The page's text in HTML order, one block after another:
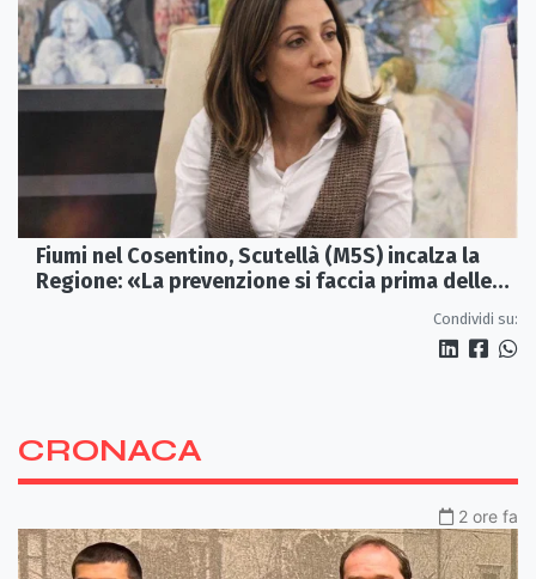
Fiumi nel Cosentino, Scutellà (M5S) incalza la
Regione: «La prevenzione si faccia prima delle
Condividi su:
CRONACA
2 ore fa